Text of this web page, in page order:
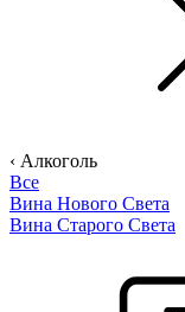
‹ Алкоголь
Все
Вина Нового Света
Вина Старого Света